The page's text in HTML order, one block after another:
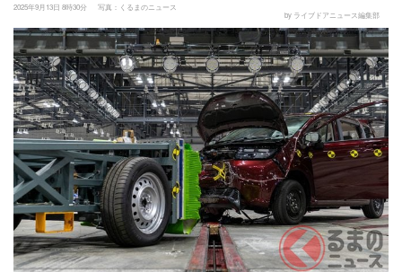
2025年9月13日 8時30分
写真：くるまのニュース
by ライブドアニュース編集部